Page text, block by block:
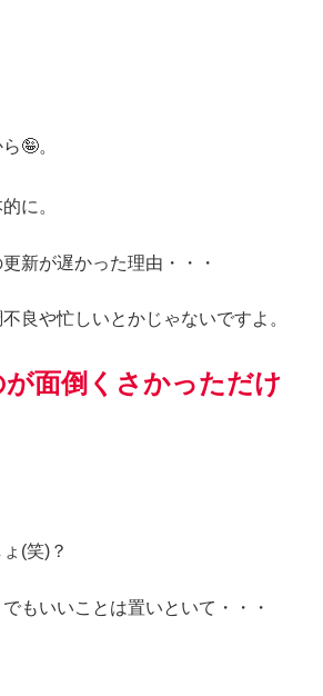
🤪。
に。
新が遅かった理由・・・
良や忙しいとかじゃないですよ。
面倒くさかっただけ
(笑)？
もいいことは置いといて・・・